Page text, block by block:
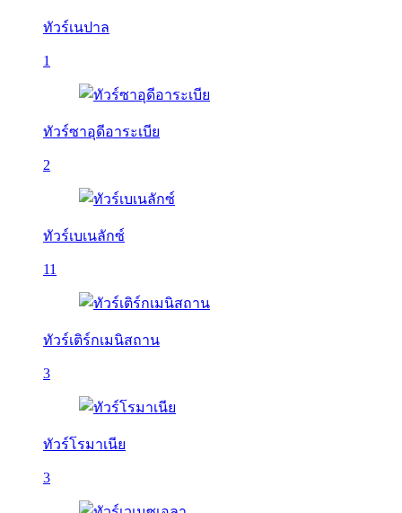
ทัวร์เนปาล
1
ทัวร์ซาอุดีอาระเบีย
2
ทัวร์เบเนลักซ์
11
ทัวร์เติร์กเมนิสถาน
3
ทัวร์โรมาเนีย
3